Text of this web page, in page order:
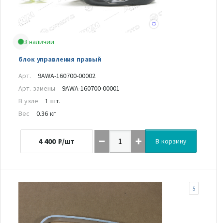
В наличии
блок управления правый
Арт.
9AWA-160700-00002
Арт. замены
9AWA-160700-00001
В узле
1 шт.
Вес
0.36 кг
4 400 ₽/шт В корзину
5